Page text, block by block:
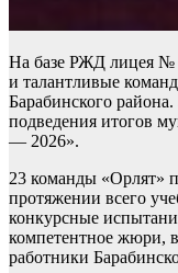
На базе РЖД лицея №
и талантливые
Барабинского
подведения итогов
— 2026».
23 команды «Орлят»
протяжении всего
конкурсные
компетентное жюри,
работники